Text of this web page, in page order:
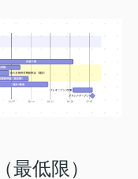
最低限）